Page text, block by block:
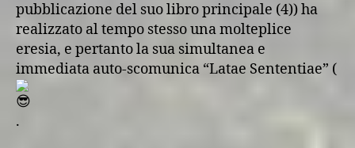
pubblicazione del suo libro principale (4)) ha
realizzato al tempo stesso una molteplice
eresia, e pertanto la sua simultanea e
immediata auto-scomunica “Latae Sententiae” (
.